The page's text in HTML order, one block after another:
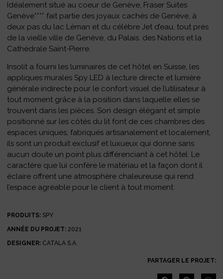
Idéalement situé au coeur de Genève, Fraser Suites
Genève**** fait partie des joyaux cachés de Genève, à
deux pas du lac Léman et du célèbre Jet d’eau, tout près
de la vieille ville de Genève, du Palais. des Nations et la
Cathédrale Saint-Pierre.
Insolit a fourni les luminaires de cet hôtel en Suisse, les
appliques murales Spy LED à lecture directe et lumière
générale indirecte pour le confort visuel de l’utilisateur à
tout moment grâce à la position dans laquelle elles se
trouvent dans les pièces. Son design élégant et simple
positionné sur les côtés du lit font de ces chambres des
espaces uniques, fabriqués artisanalement et localement,
ils sont un produit exclusif et luxueux qui donne sans
aucun doute un point plus différenciant à cet hôtel. Le
caractère que lui confère le matériau et la façon dont il
éclaire offrent une atmosphère chaleureuse qui rend
l’espace agréable pour le client à tout moment.
PRODUITS: SPY
ANNÉE DU PROJET: 2021
DESIGNER: CATALA S.A.
PARTAGER LE PROJET: